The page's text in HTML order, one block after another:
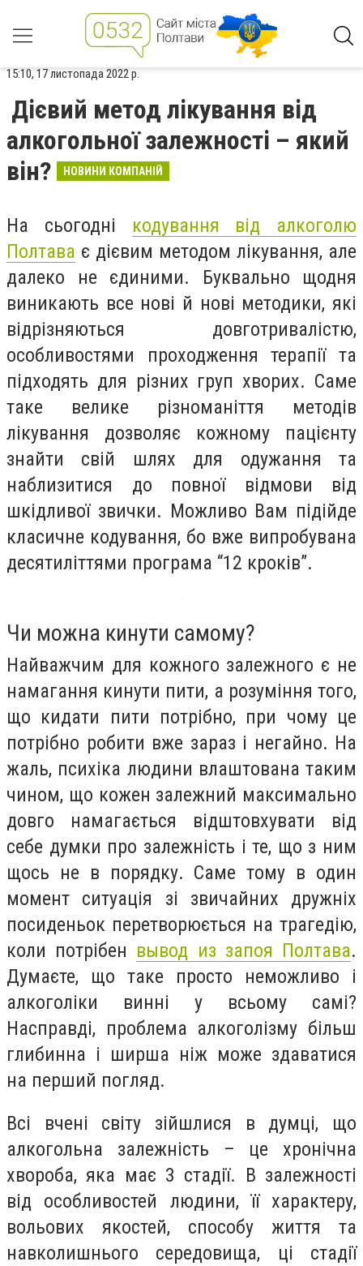
15:10, 17 листопада 2022 р.
Дієвий метод лікування від
алкогольної залежності – який
він?
НОВИНИ КОМПАНІЙ
На сьогодні кодування від алкоголю
Полтава є дієвим методом лікування, але
далеко не єдиними. Буквально щодня
виникають все нові й нові методики, які
відрізняються довготривалістю,
особливостями проходження терапії та
підходять для різних груп хворих. Саме
таке велике різноманіття методів
лікування дозволяє кожному пацієнту
знайти свій шлях для одужання та
наблизитися до повної відмови від
шкідливої звички. Можливо Вам підійде
класичне кодування, бо вже випробувана
десятиліттями програма “12 кроків”.
Чи можна кинути самому?
Найважчим для кожного залежного є не
намагання кинути пити, а розуміння того,
що кидати пити потрібно, при чому це
потрібно робити вже зараз і негайно. На
жаль, психіка людини влаштована таким
чином, що кожен залежний максимально
довго намагається відштовхувати від
себе думки про залежність і те, що з ним
щось не в порядку. Саме тому в один
момент ситуація зі звичайних дружніх
посиденьок перетворюється на трагедію,
коли потрібен вывод из запоя Полтава.
Думаєте, що таке просто неможливо і
алкоголіки винні у всьому самі?
Насправді, проблема алкоголізму більш
глибинна і ширша ніж може здаватися
на перший погляд.
Всі вчені світу зійшлися в думці, що
алкогольна залежність – це хронічна
хвороба, яка має 3 стадії. В залежності
від особливостей людини, її характеру,
вольових якостей, способу життя та
навколишнього середовища, ці стадії